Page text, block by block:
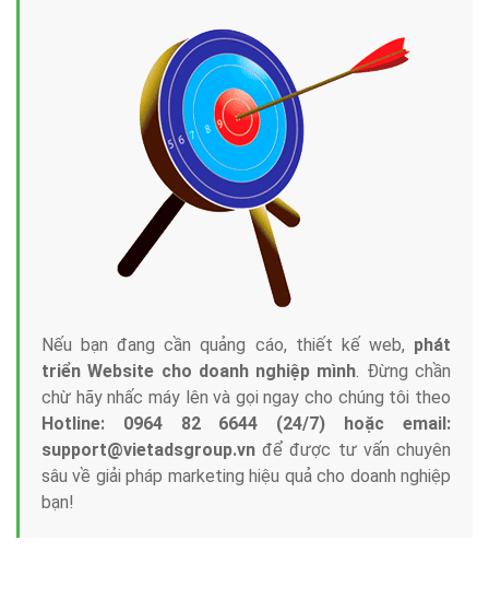
Nếu bạn đang cần quảng cáo, thiết kế web, phát
triển Website cho doanh nghiệp mình. Đừng chần
chừ hãy nhấc máy lên và gọi ngay cho chúng tôi theo
Hotline: 0964 82 6644 (24/7) hoặc email:
support@vietadsgroup.vn để được tư vấn chuyên
sâu về giải pháp marketing hiệu quả cho doanh nghiệp
bạn!